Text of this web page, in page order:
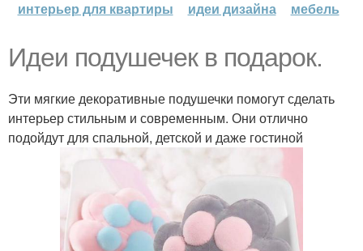
интерьер для квартиры
идеи дизайна мебель
Идеи подушечек в подарок.
Эти мягкие декоративные подушечки помогут сделать
интерьер стильным и современным. Они отлично
подойдут для спальной, детской и даже гостиной